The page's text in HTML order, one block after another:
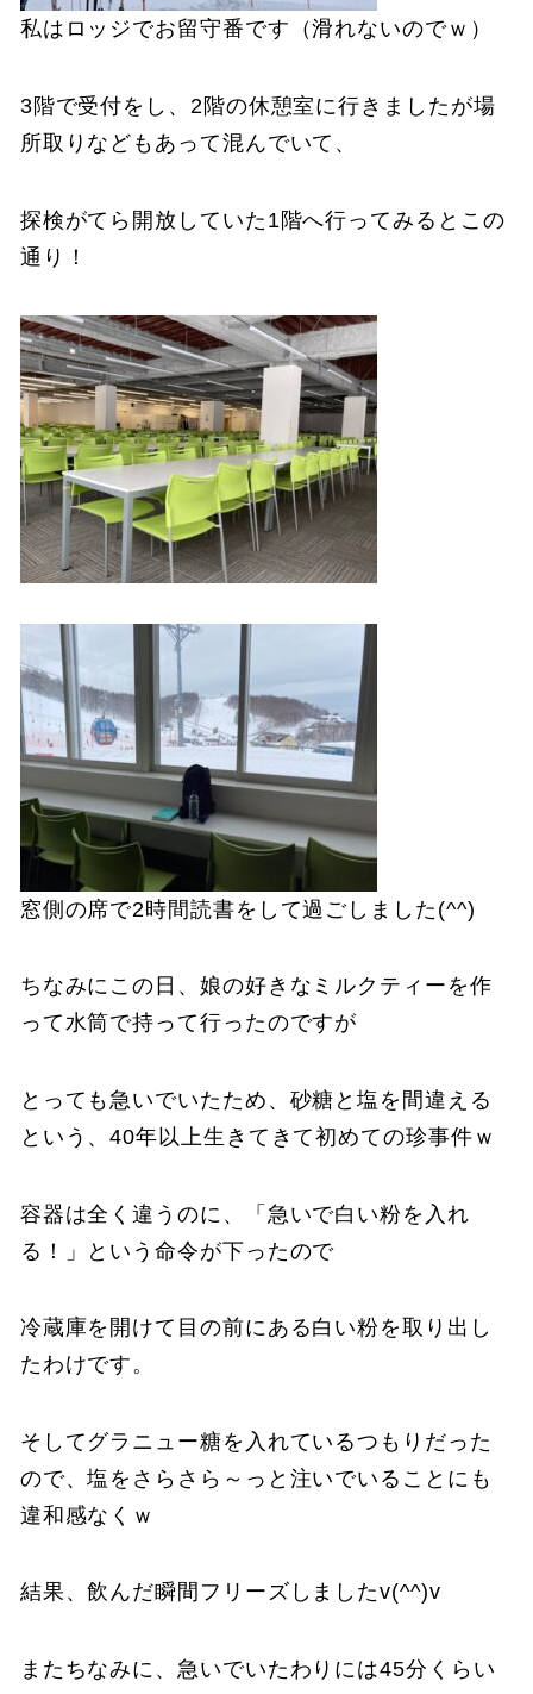
私はロッジでお留守番です（滑れないのでｗ）
3階で受付をし、2階の休憩室に行きましたが場
所取りなどもあって混んでいて、
探検がてら開放していた1階へ行ってみるとこの
通り！
窓側の席で2時間読書をして過ごしました(^^)
ちなみにこの日、娘の好きなミルクティーを作
って水筒で持って行ったのですが
とっても急いでいたため、砂糖と塩を間違える
という、40年以上生きてきて初めての珍事件ｗ
容器は全く違うのに、「急いで白い粉を入れ
る！」という命令が下ったので
冷蔵庫を開けて目の前にある白い粉を取り出し
たわけです。
そしてグラニュー糖を入れているつもりだった
ので、塩をさらさら～っと注いでいることにも
違和感なくｗ
結果、飲んだ瞬間フリーズしましたv(^^)v
またちなみに、急いでいたわりには45分くらい